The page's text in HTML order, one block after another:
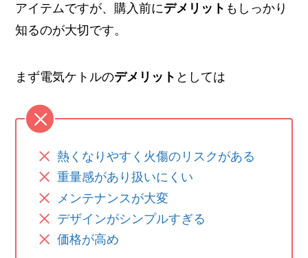
アイテムですが、購入前にデメリット もしっかり
知るのが大切です。
まず電気ケトルのデメリット としては
熱くなりやすく火傷のリスクがある
重量感があり扱いにくい
メンテナンスが大変
デザインがシンプルすぎる
価格が高め